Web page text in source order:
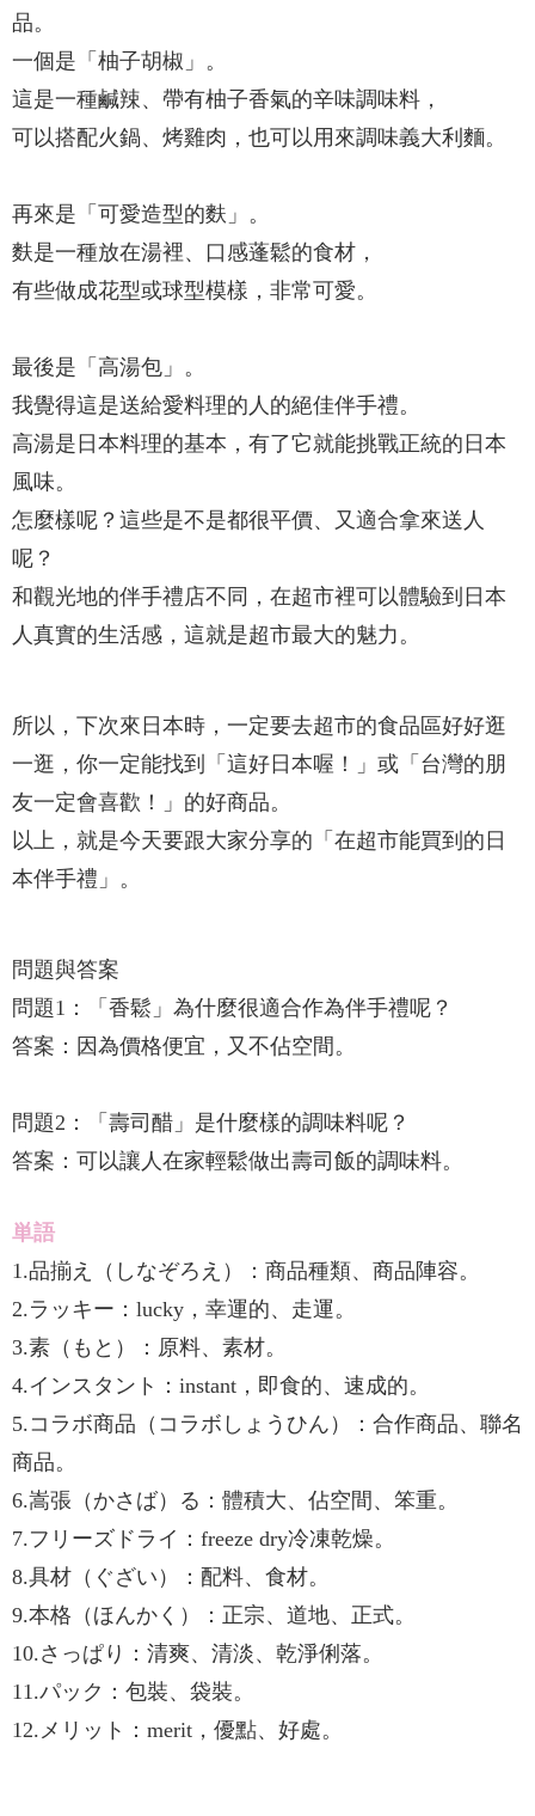
品。
一個是「柚子胡椒」。
這是一種鹹辣、帶有柚子香氣的辛味調味料，
可以搭配火鍋、烤雞肉，也可以用來調味義大利麵。
再來是「可愛造型的麩」。
麩是一種放在湯裡、口感蓬鬆的食材，
有些做成花型或球型模樣，非常可愛。
最後是「高湯包」。
我覺得這是送給愛料理的人的絕佳伴手禮。
高湯是日本料理的基本，有了它就能挑戰正統的日本
風味。
怎麼樣呢？這些是不是都很平價、又適合拿來送人
呢？
和觀光地的伴手禮店不同，在超市裡可以體驗到日本
人真實的生活感，這就是超市最大的魅力。
所以，下次來日本時，一定要去超市的食品區好好逛
一逛，你一定能找到「這好日本喔！」或「台灣的朋
友一定會喜歡！」的好商品。
以上，就是今天要跟大家分享的「在超市能買到的日
本伴手禮」。
問題與答案
問題1：「香鬆」為什麼很適合作為伴手禮呢？
答案：因為價格便宜，又不佔空間。
問題2：「壽司醋」是什麼樣的調味料呢？
答案：可以讓人在家輕鬆做出壽司飯的調味料。
単語
1.品揃え（しなぞろえ）：商品種類、商品陣容。
2.ラッキー：lucky，幸運的、走運。
3.素（もと）：原料、素材。
4.インスタント：instant，即食的、速成的。
5.コラボ商品（コラボしょうひん）：合作商品、聯名
商品。
6.嵩張（かさば）る：體積大、佔空間、笨重。
7.フリーズドライ：freeze dry冷凍乾燥。
8.具材（ぐざい）：配料、食材。
9.本格（ほんかく）：正宗、道地、正式。
10.さっぱり：清爽、清淡、乾淨俐落。
11.パック：包裝、袋裝。
12.メリット：merit，優點、好處。